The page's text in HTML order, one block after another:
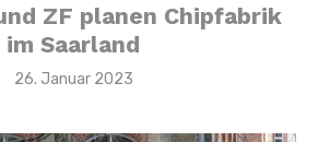
ZF planen Chipfabrik
im Saarland
Veröffentlicht
26. Januar 2023